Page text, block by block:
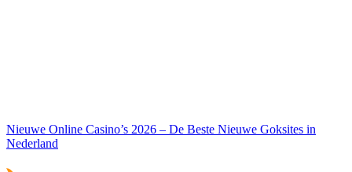
Nieuwe Online Casino’s 2026 – De Beste Nieuwe Goksites in
Nederland